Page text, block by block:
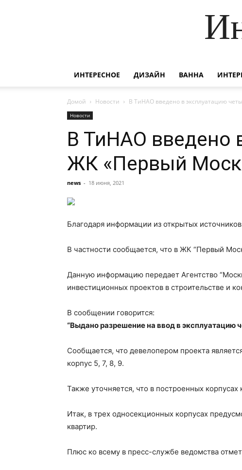
ИНТЕРЕСНОЕ ДИЗАЙН ВАННА
Домой Новости В ТиНАО введено в эксплуатацию
Новости
В ТиНАО введено
ЖК «Первый
news - 18 июня, 2021
Благодаря информации из открытых
В частности сообщается, что в ЖК “Первый
Данную информацию передает Агентство
инвестиционных проектов в строительстве и
В сообщении говорится:
“Выдано разрешение на ввод в эксплуатацию
Сообщается, что девелопером проекта
корпус 5, 7, 8, 9.
Также уточняется, что в построенных
Итак, в трех односекционных корпусах
квартир.
Плюс ко всему в пресс-службе ведомства